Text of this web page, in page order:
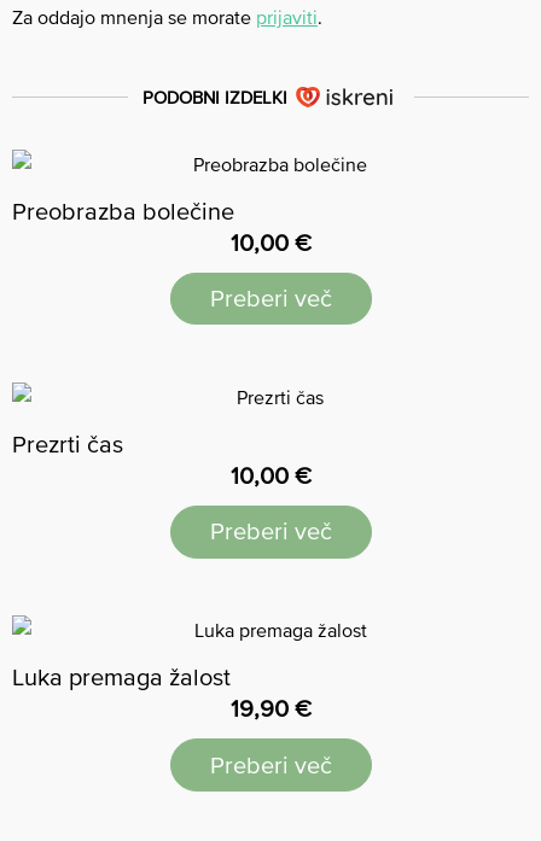
Za oddajo mnenja se morate prijaviti.
PODOBNI IZDELKI
Preobrazba bolečine
10,00 €
Preberi več
Prezrti čas
10,00 €
Preberi več
Luka premaga žalost
19,90 €
Preberi več